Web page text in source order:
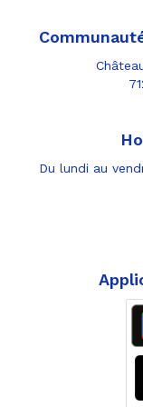
Du lundi au